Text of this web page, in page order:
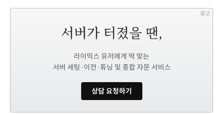
광고
라이믹스 유저에게 딱 맞는
서버 세팅·이전·튜닝 및 종합 자문 서비스
상담 요청하기